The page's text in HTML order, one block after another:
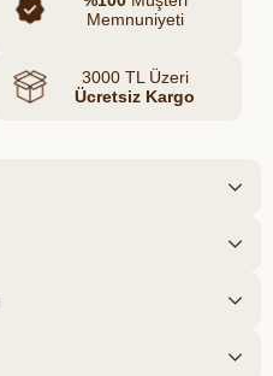
Memnuniyeti
3000 TL Üzeri
Ücretsiz Kargo